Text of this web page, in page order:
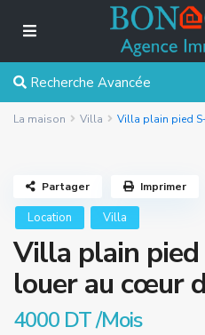
Recherche Avancée
La maison Villa Villa plain pied
Location Villa
Villa plain pied
louer au cœur
4000 DT/Mois
Partager Imprimer